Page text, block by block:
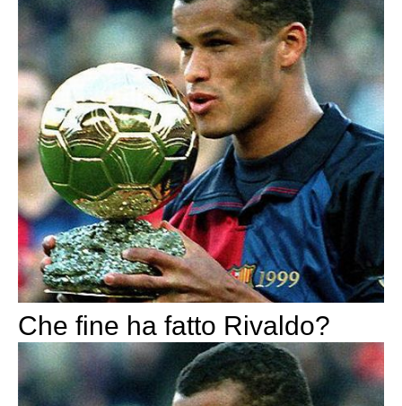
Che fine ha fatto Rivaldo?